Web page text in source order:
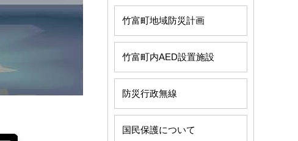
竹富町地域防災計画
竹富町内AED設置施設
防災行政無線
国民保護について